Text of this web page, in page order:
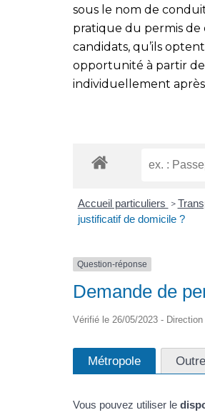
sous le nom de
pratique du permis de
candidats, qu’ils
opportunité à partir de
individuellement après
Accueil particuliers >
justificatif de domicile ?
Question-réponse
Demande de
Vérifié le 26/05/2023 -
Métropole
Vous pouvez utiliser le